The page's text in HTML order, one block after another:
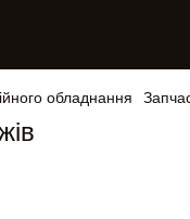
обладнання